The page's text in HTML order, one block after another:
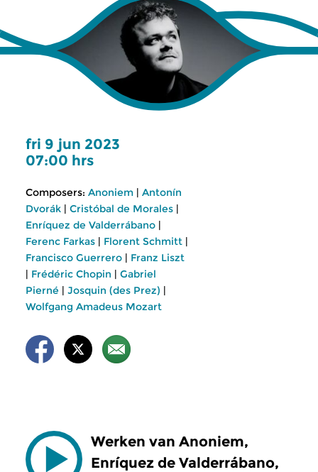
fri 9 jun 2023
07:00 hrs
Composers: Anoniem | Antonín
Dvorák | Cristóbal de Morales |
Enríquez de Valderrábano |
Ferenc Farkas | Florent Schmitt |
Francisco Guerrero | Franz Liszt
| Frédéric Chopin | Gabriel
Pierné | Josquin (des Prez) |
Wolfgang Amadeus Mozart
Werken van Anoniem,
Enríquez de Valderrábano,